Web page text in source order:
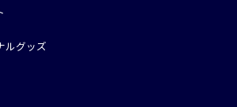
ルグッズ